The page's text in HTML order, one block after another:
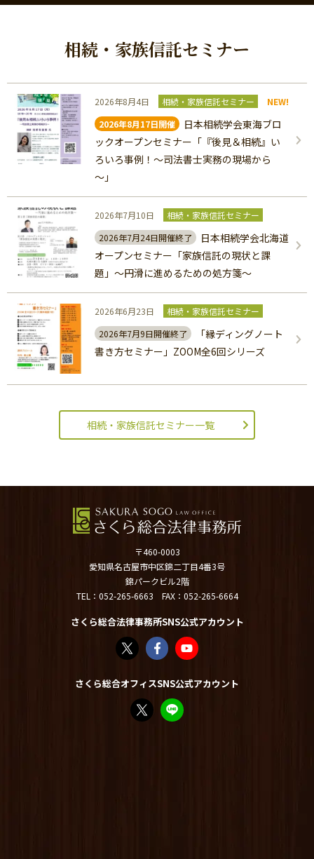
相続・家族信託セミナー
2026年8月4日 相続・家族信託セミナー
NEW!
2026年8月17日開催
日本相続学会東海ブロ
ックオープンセミナー「『後見＆相続』い
ろいろ事例！～司法書士実務の現場から
～」
2026年7月10日
相続・家族信託セミナー
2026年7月24日開催終了
日本相続学会北海道
オープンセミナー「家族信託の現状と課
題」～円滑に進めるための処方箋～
2026年6月23日
相続・家族信託セミナー
2026年7月9日開催終了
「縁ディングノート
書き方セミナー」ZOOM全6回シリーズ
相続・家族信託セミナー一覧
〒460-0003
愛知県名古屋市中区錦二丁目4番3号
錦パークビル2階
TEL： 052-265-6663 FAX：052-265-6664
さくら総合法律事務所SNS公式アカウント
さくら総合法律事務所（@sakurasogolaw
さくら総合法律事務所 | Facebook
さくら総合法律事務所 -
さくら総合オフィスSNS公式アカウント
FP竹内美土璃（@fpsakurasogo）さん
教えてみどり先生【公式LINE】